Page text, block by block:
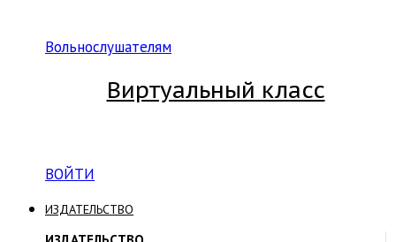
Вольнослушателям
Виртуальный класс
ВОЙТИ
ИЗДАТЕЛЬСТВО